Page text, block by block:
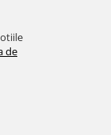
de